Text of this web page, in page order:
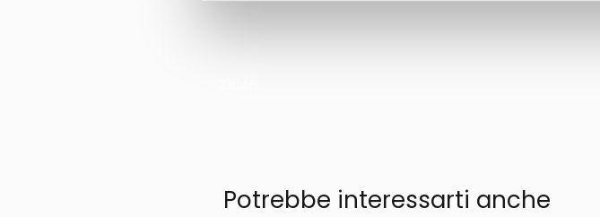
Potrebbe interessarti anche